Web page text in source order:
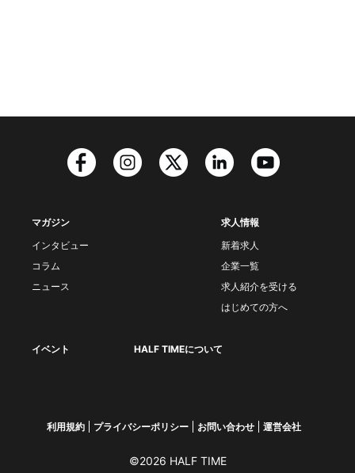
マガジン
インタビュー
コラム
ニュース
求人情報
新着求人
企業一覧
求人紹介を受ける
はじめての方へ
イベント HALF TIMEについて
利用規約 プライバシーポリシー お問い合わせ 運営会社
©2026 HALF TIME